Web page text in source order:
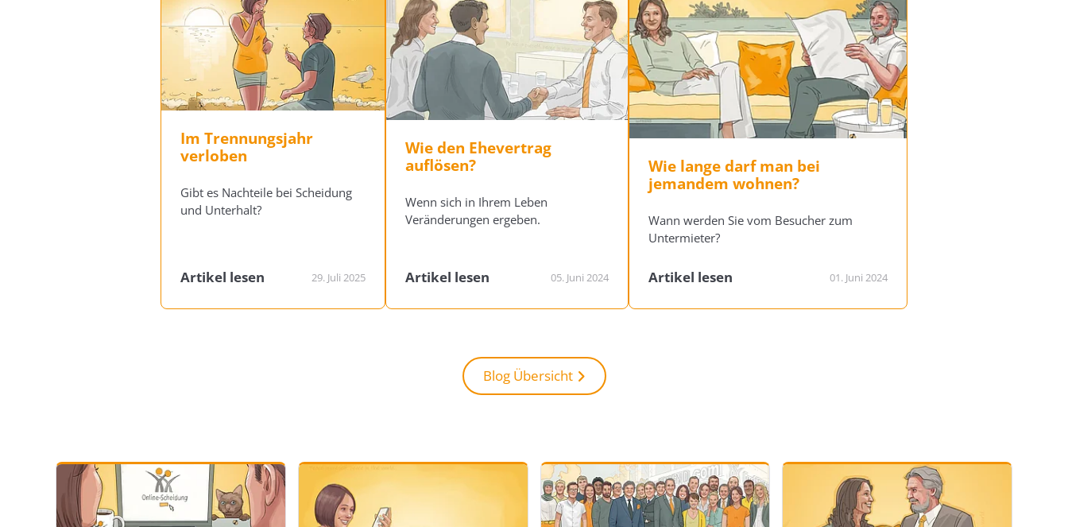
Im Trennungsjahr
verloben
Gibt es Nachteile bei Scheidung
und Unterhalt?
Artikel lesen 29. Juli 2025
Wie den Ehevertrag
auflösen?
Wenn sich in Ihrem Leben
Veränderungen ergeben.
Artikel lesen 05. Juni 2024
Wie lange darf man bei
jemandem wohnen?
Wann werden Sie vom Besucher zum
Untermieter?
Artikel lesen 01. Juni 2024
Blog Übersicht